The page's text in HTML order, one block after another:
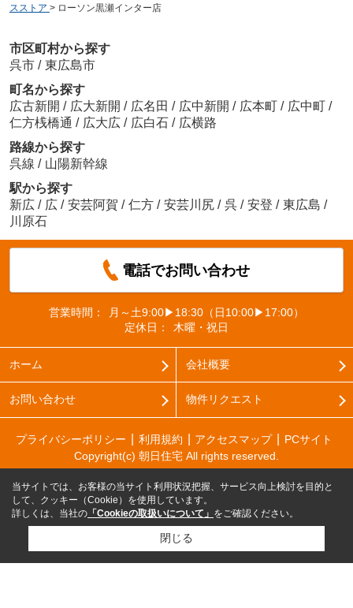
スストア > ローソン黒瀬インター店
市区町村から探す
呉市 / 東広島市
町名から探す
広古新開 / 広大新開 / 広名田 / 広中新開 / 広本町 / 広中町 /
仁方桟橋通 / 広大広 / 広白石 / 広横路
路線から探す
呉線 / 山陽新幹線
駅から探す
新広 / 広 / 安芸阿賀 / 仁方 / 安芸川尻 / 呉 / 安登 / 東広島 /
川原石
電話でお問い合わせ
営業時間：
月～土9:00▶18:30（日10:00▶17:00）
定休日：
木曜・祝日
ホーム 会社概要
お問い合わせ 物件リクエスト
プライバシーポリシー 利用規約 アクセスマップ
PCサイト
Copyright(c) 朝日住宅 All rights reserved.
当サイトでは、お客様の当サイト利用状況把握、サービス向上検討を目的と
して、クッキー（Cookie）を使用しています。
詳しくは、当社の 「Cookieの取扱いについて」 をご確認ください。
閉じる